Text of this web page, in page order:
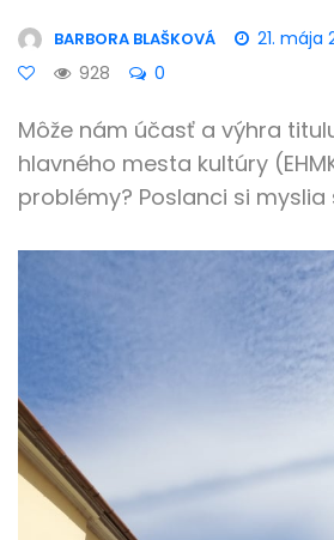
BARBORA BLAŠKOVÁ
21. mája
928
0
Môže nám účasť a výhra
hlavného mesta kultúry
problémy? Poslanci si myslia